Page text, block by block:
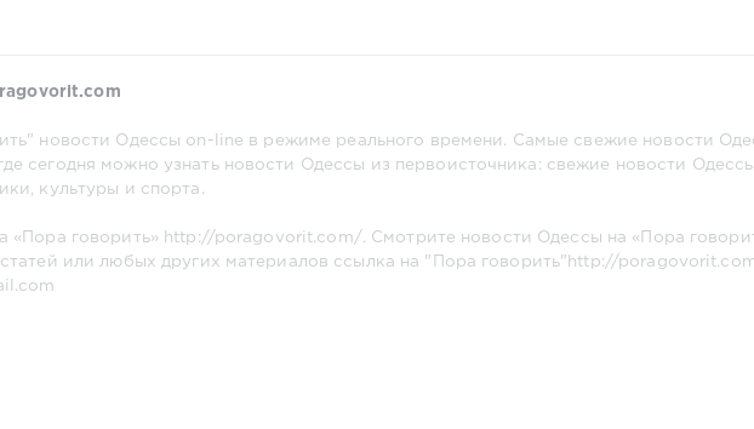
новости Одессы on-line в режиме реального времени. Самые свежие новости
сегодня можно узнать новости Одессы из первоисточника: свежие новости
культуры и спорта.
«Пора говорить» http://poragovorit.com/
. Смотрите новости Одессы на «Пора
или любых других материалов ссылка на "Пора говорить" http://